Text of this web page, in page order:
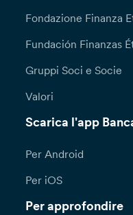
Fondazione Finanza
Fundación Finanzas
Gruppi Soci e Socie
Valori
Scarica l'app
Per Android
Per iOS
Per approfondire